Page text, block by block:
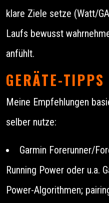
klare Ziele setze (Watt/
Laufs bewusst
anfühlt.
GERÄTE-TIPPS
Meine Empfehlungen
selber nutze:
Garmin Forerunner/
Running Power oder u.a.
Power-Algorithmen;